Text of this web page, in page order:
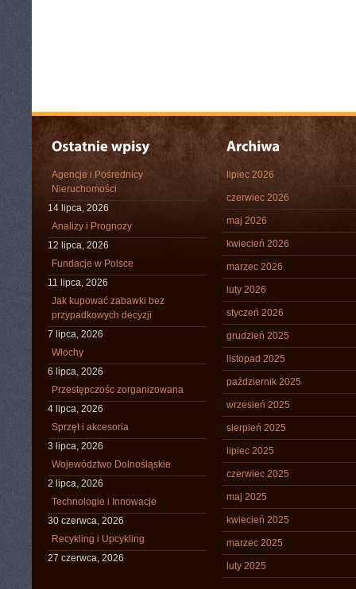
Agencje i Pośrednicy
Nieruchomości
14 lipca, 2026
Analizy i Prognozy
12 lipca, 2026
Fundacje w Polsce
11 lipca, 2026
Jak kupować zabawki bez
przypadkowych decyzji
7 lipca, 2026
Włochy
6 lipca, 2026
Przestępczośc zorganizowana
4 lipca, 2026
Sprzęt i akcesoria
3 lipca, 2026
Województwo Dolnośląskie
2 lipca, 2026
Technologie i Innowacje
30 czerwca, 2026
Recykling i Upcykling
27 czerwca, 2026
lipiec 2026
czerwiec 2026
maj 2026
kwiecień 2026
marzec 2026
luty 2026
styczeń 2026
grudzień 2025
listopad 2025
październik 2025
wrzesień 2025
sierpień 2025
lipiec 2025
czerwiec 2025
maj 2025
kwiecień 2025
marzec 2025
luty 2025